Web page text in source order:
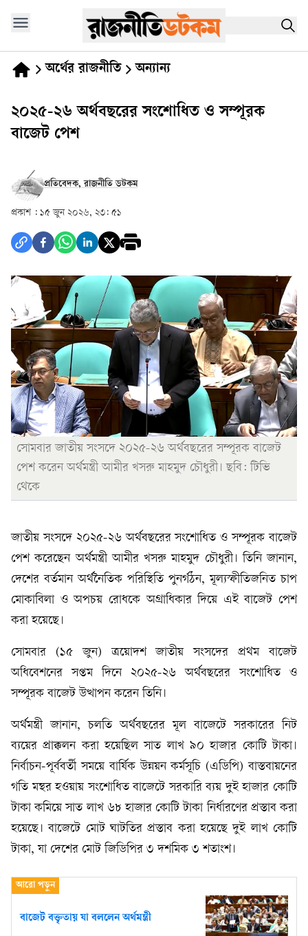
অর্থের রাজনীতি অন্যান্য
২০২৫-২৬ অর্থবছরের সংশোধিত ও সম্পূরক
বাজেট পেশ
প্রতিবেদক, রাজনীতি ডটকম
প্রকাশ : ১৫ জুন ২০২৬, ২৩: ৫১
সোমবার জাতীয় সংসদে ২০২৫-২৬ অর্থবছরের সম্পূরক বাজেট
পেশ করেন অর্থমন্ত্রী আমীর খসরু মাহমুদ চৌধুরী। ছবি: টিভি
থেকে
জাতীয় সংসদে ২০২৫-২৬ অর্থবছরের সংশোধিত ও সম্পূরক বাজেট
পেশ করেছেন অর্থমন্ত্রী আমীর খসরু মাহমুদ চৌধুরী। তিনি জানান,
দেশের বর্তমান অর্থনৈতিক পরিস্থিতি পুনর্গঠন, মূল্যস্ফীতিজনিত চাপ
মোকাবিলা ও অপচয় রোধকে অগ্রাধিকার দিয়ে এই বাজেট পেশ
করা হয়েছে।
সোমবার (১৫ জুন) ত্রয়োদশ জাতীয় সংসদের প্রথম বাজেট
অধিবেশনের সপ্তম দিনে ২০২৫-২৬ অর্থবছরের সংশোধিত ও
সম্পূরক বাজেট উত্থাপন করেন তিনি।
অর্থমন্ত্রী জানান, চলতি অর্থবছরের মূল বাজেটে সরকারের নিট
ব্যয়ের প্রাক্কলন করা হয়েছিল সাত লাখ ৯০ হাজার কোটি টাকা।
নির্বাচন-পূর্ববর্তী সময়ে বার্ষিক উন্নয়ন কর্মসূচি (এডিপি) বাস্তবায়নের
গতি মন্থর হওয়ায় সংশোধিত বাজেটে সরকারি ব্যয় দুই হাজার কোটি
টাকা কমিয়ে সাত লাখ ৬৮ হাজার কোটি টাকা নির্ধারণের প্রস্তাব করা
হয়েছে। বাজেটে মোট ঘাটতির প্রস্তাব করা হয়েছে দুই লাখ কোটি
টাকা, যা দেশের মোট জিডিপির ৩ দশমিক ৩ শতাংশ।
বাজেট বক্তৃতায় যা বললেন অর্থমন্ত্রী